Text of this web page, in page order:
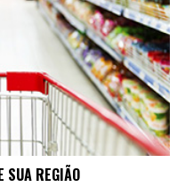
SUA REGIÃO